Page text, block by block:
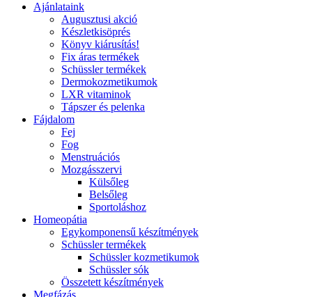
Ajánlataink
Augusztusi akció
Készletkisöprés
Könyv kiárusítás!
Fix áras termékek
Schüssler termékek
Dermokozmetikumok
LXR vitaminok
Tápszer és pelenka
Fájdalom
Fej
Fog
Menstruációs
Mozgásszervi
Külsőleg
Belsőleg
Sportoláshoz
Homeopátia
Egykomponensű készítmények
Schüssler termékek
Schüssler kozmetikumok
Schüssler sók
Összetett készítmények
Megfázás